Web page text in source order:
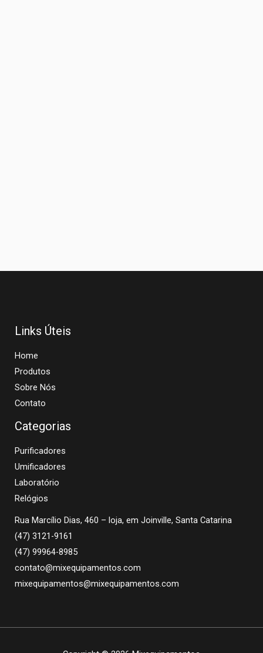
Links Úteis
Home
Produtos
Sobre Nós
Contato
Categorias
Purificadores
Umificadores
Laboratório
Relógios
Rua Marcílio Dias, 460 – loja, em Joinville, Santa Catarina
(47) 3121-9161
(47) 99964-8985
contato@mixequipamentos.com
mixequipamentos@mixequipamentos.com